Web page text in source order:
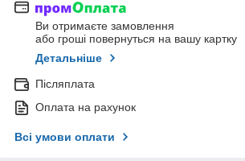
Ви отримаєте замовлення
або гроші повернуться на вашу картку
Детальніше
Післяплата
Оплата на рахунок
Всі умови оплати